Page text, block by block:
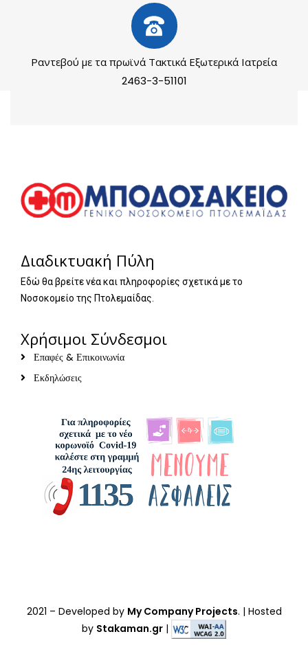
Ραντεβού με τα πρωϊνά Τακτικά Εξωτερικά Ιατρεία
2463-3-51101
Διαδικτυακή Πύλη
Εδώ θα βρείτε νέα και πληροφορίες σχετικά με το
Νοσοκομείο της Πτολεμαίδας.
Χρήσιμοι Σύνδεσμοι
Επαφές & Επικοινωνία
Εκδηλώσεις
2021 – Developed by My Company Projects. | Hosted
by Stakaman.gr |